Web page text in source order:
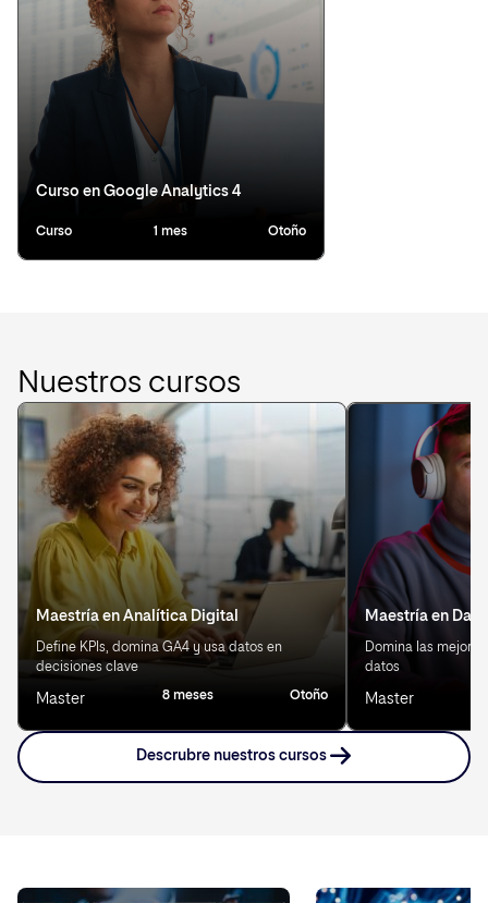
Curso en Google Analytics 4
Curso 1 mes Otoño
Nuestros cursos
Maestría en Analítica Digital
Define KPIs, domina GA4 y usa datos en
decisiones clave
Master 8 meses Otoño
Maestría en
Domina las
datos
Master
Descrubre nuestros cursos